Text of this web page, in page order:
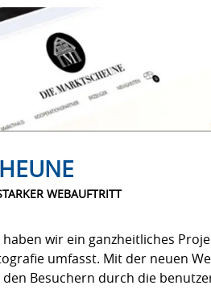
WEBAUFTRITT
haben wir ein ganzheitliches
umfasst. Mit der neuen
Besuchern durch die